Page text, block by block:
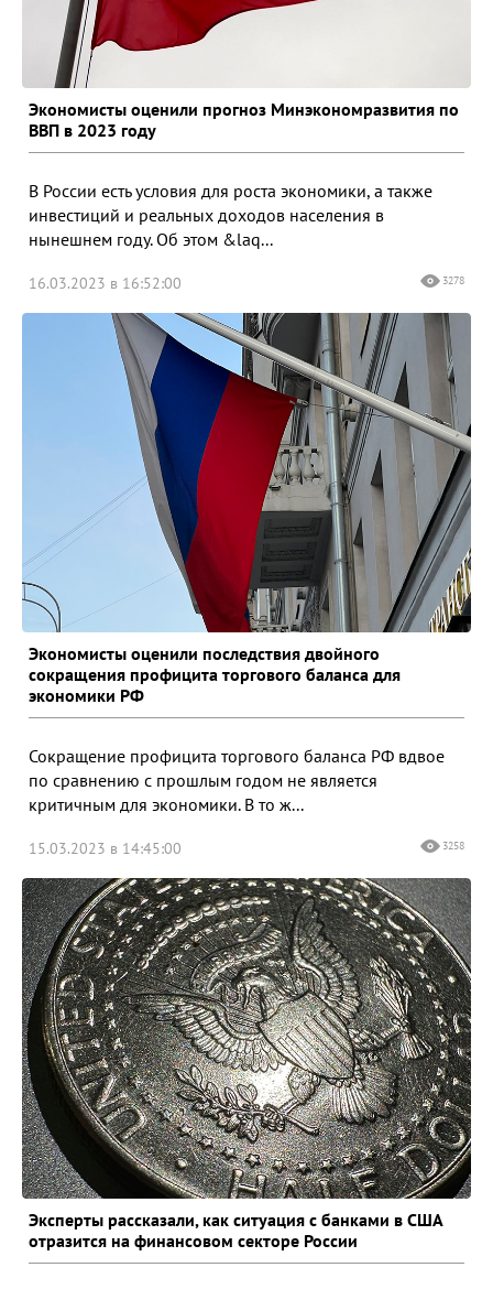
Экономисты оценили прогноз Минэкономразвития по
ВВП в 2023 году
В России есть условия для роста экономики, а также
инвестиций и реальных доходов населения в
нынешнем году. Об этом &laq...
16.03.2023 в 16:52:00 3278
Экономисты оценили последствия двойного
сокращения профицита торгового баланса для
экономики РФ
Сокращение профицита торгового баланса РФ вдвое
по сравнению с прошлым годом не является
критичным для экономики. В то ж...
15.03.2023 в 14:45:00 3258
Эксперты рассказали, как ситуация с банками в США
отразится на финансовом секторе России